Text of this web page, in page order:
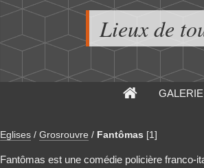
Lieux de
GALERIE
Eglises / Grosrouvre / Fantômas [1]
Fantômas est une comédie policière franco-